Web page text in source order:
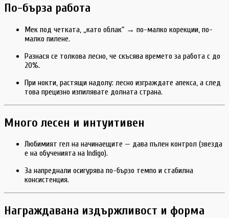
По-бърза работа
Мек под четката, „като облак“ → по-малко корекции, по-
малко пилене.
Разнася се толкова лесно, че скъсява времето за работа с до
20%.
При нокти, растящи надолу: лесно изграждате апекса, а след
това прецизно изпилявате долната страна.
Много лесен и интуитивен
Любимият гел на начинаещите — дава пълен контрол (звезда
е на обученията на Indigo).
За напреднали осигурява по-бързо темпо и стабилна
консистенция.
Награждавана издържливост и форма